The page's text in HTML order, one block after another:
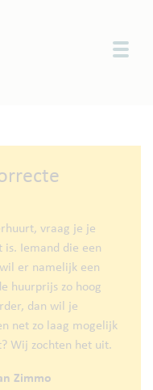
vraag je je
Iemand die een
er namelijk een
huurprijs zo hoog
dan wil je
net zo laag mogelijk
Wij zochten het uit.
Zimmo